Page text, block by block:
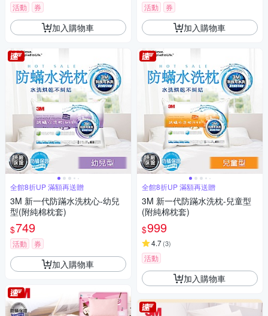
活動 券
加入購物車
全館8折UP 滿額再送贈
3M 新一代防蹣水洗枕心-幼兒
型(附純棉枕套)
$749
活動 券
加入購物車
活動 券
加入購物車
全館8折UP 滿額再送贈
3M 新一代防蹣水洗枕-兒童型
(附純棉枕套)
$999
4.7(3)
活動
加入購物車